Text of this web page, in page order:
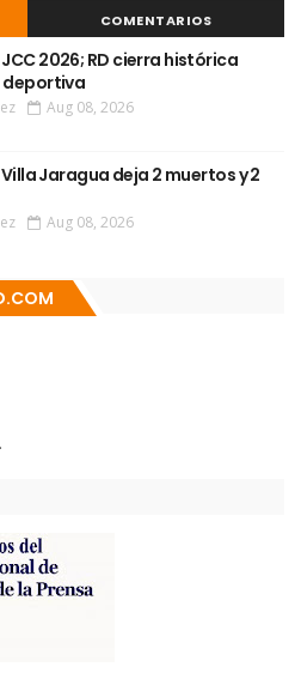
COMENTARIOS
2026; RD cierra histórica
Aug 08, 2026
Jaragua deja 2 muertos y 2
Aug 08, 2026